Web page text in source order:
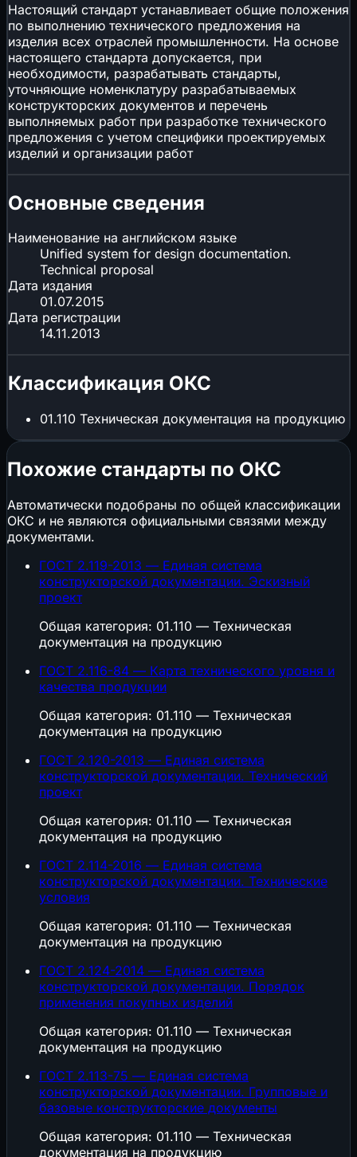
Настоящий стандарт устанавливает общие положения
по выполнению технического предложения на
изделия всех отраслей промышленности. На основе
настоящего стандарта допускается, при
необходимости, разрабатывать стандарты,
уточняющие номенклатуру разрабатываемых
конструкторских документов и перечень
выполняемых работ при разработке технического
предложения с учетом специфики проектируемых
изделий и организации работ
Основные сведения
Наименование на английском языке
Unified system for design documentation.
Technical proposal
Дата издания
01.07.2015
Дата регистрации
14.11.2013
Классификация ОКС
01.110 Техническая документация на продукцию
Похожие стандарты по ОКС
Автоматически подобраны по общей классификации
ОКС и не являются официальными связями между
документами.
ГОСТ 2.119-2013 — Единая система
конструкторской документации. Эскизный
проект
Общая категория: 01.110 — Техническая
документация на продукцию
ГОСТ 2.116-84 — Карта технического уровня и
качества продукции
Общая категория: 01.110 — Техническая
документация на продукцию
ГОСТ 2.120-2013 — Единая система
конструкторской документации. Технический
проект
Общая категория: 01.110 — Техническая
документация на продукцию
ГОСТ 2.114-2016 — Единая система
конструкторской документации. Технические
условия
Общая категория: 01.110 — Техническая
документация на продукцию
ГОСТ 2.124-2014 — Единая система
конструкторской документации. Порядок
применения покупных изделий
Общая категория: 01.110 — Техническая
документация на продукцию
ГОСТ 2.113-75 — Единая система
конструкторской документации. Групповые и
базовые конструкторские документы
Общая категория: 01.110 — Техническая
документация на продукцию